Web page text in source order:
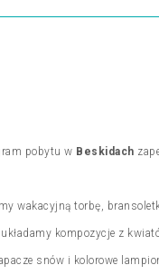
pobytu w Beskidach
wakacyjną torbę,
kompozycje z
snów i kolorowe